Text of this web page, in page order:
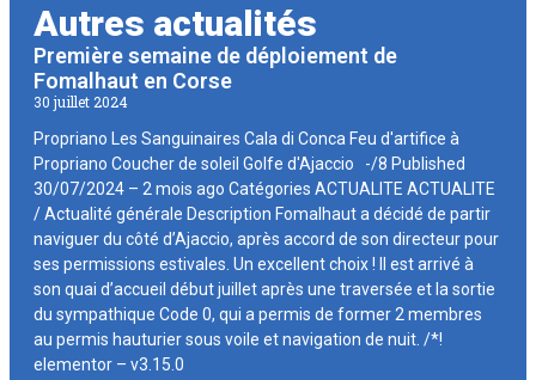
Autres actualités
Première semaine de déploiement de
Fomalhaut en Corse
30 juillet 2024
Propriano Les Sanguinaires Cala di Conca Feu d'artifice à
Propriano Coucher de soleil Golfe d'Ajaccio -/8 Published
30/07/2024 – 2 mois ago Catégories ACTUALITE ACTUALITE
/ Actualité générale Description Fomalhaut a décidé de partir
naviguer du côté d’Ajaccio, après accord de son directeur pour
ses permissions estivales. Un excellent choix ! Il est arrivé à
son quai d’accueil début juillet après une traversée et la sortie
du sympathique Code 0, qui a permis de former 2 membres
au permis hauturier sous voile et navigation de nuit. /*!
elementor – v3.15.0